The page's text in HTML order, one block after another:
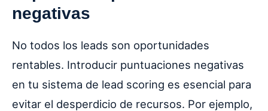
negativas
No todos los leads son oportunidades
rentables. Introducir puntuaciones negativas
en tu sistema de lead scoring es esencial para
evitar el desperdicio de recursos. Por ejemplo,